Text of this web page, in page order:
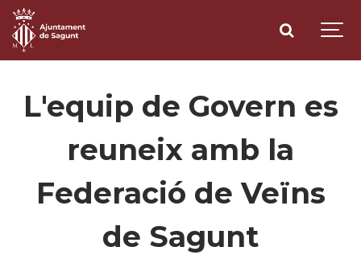
L'equip de Govern es
reuneix amb la
Federació de Veïns
de Sagunt